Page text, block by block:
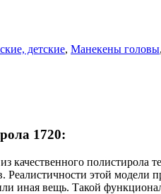
детские, Манекены головы,
1720:
полистирола
Реалистичности этой
иная вещь. Такой